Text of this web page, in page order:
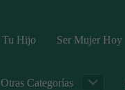
Tu Hijo Ser Mujer Hoy
Otras Categorías